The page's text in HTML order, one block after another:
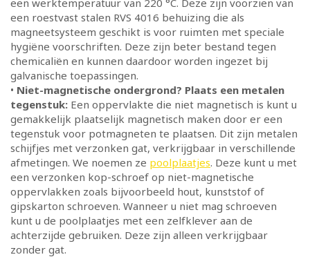
een roestvast stalen RVS 4016 behuizing die als
magneetsysteem geschikt is voor ruimten met speciale
hygiëne voorschriften. Deze zijn beter bestand tegen
chemicaliën en kunnen daardoor worden ingezet bij
galvanische toepassingen.
• Niet-magnetische ondergrond? Plaats een metalen
tegenstuk: Een oppervlakte die niet magnetisch is kunt u
gemakkelijk plaatselijk magnetisch maken door er een
tegenstuk voor potmagneten te plaatsen. Dit zijn metalen
schijfjes met verzonken gat, verkrijgbaar in verschillende
afmetingen. We noemen ze poolplaatjes. Deze kunt u met
een verzonken kop-schroef op niet-magnetische
oppervlakken zoals bijvoorbeeld hout, kunststof of
gipskarton schroeven. Wanneer u niet mag schroeven
kunt u de poolplaatjes met een zelfklever aan de
achterzijde gebruiken. Deze zijn alleen verkrijgbaar
zonder gat.